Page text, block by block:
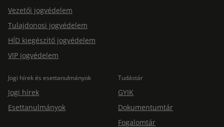
Vezetői jogvédelem
Tulajdonosi jogvédelem
HÍD kiegészítő jogvédelem
VIP jogvédelem
Jogi hírek és esettanulmányok
Jogi hírek
Esettanulmányok
Tudástár
GYIK
Dokumentumtár
Fogalomtár